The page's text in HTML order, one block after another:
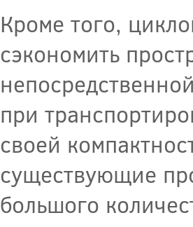
Кроме того,
сэкономить
при
своей
существующие
большого